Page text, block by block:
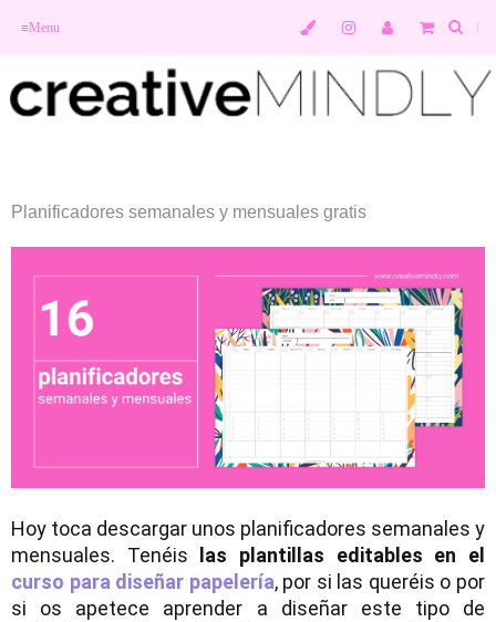
≡Menu
Planificadores semanales y mensuales gratis
Hoy toca descargar unos planificadores semanales y
mensuales. Tenéis
las plantillas editables en el
curso para diseñar papelería, por si las queréis o por
si os apetece aprender a diseñar este tipo de